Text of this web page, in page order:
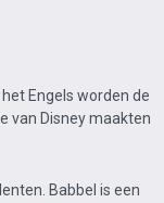
Engels worden de
van Disney maakten
Babbel is een